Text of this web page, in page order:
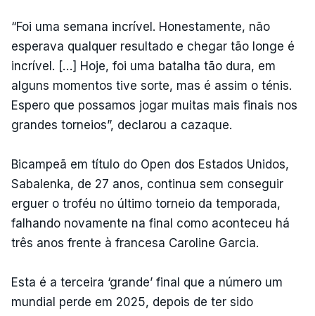
“Foi uma semana incrível. Honestamente, não
esperava qualquer resultado e chegar tão longe é
incrível. […] Hoje, foi uma batalha tão dura, em
alguns momentos tive sorte, mas é assim o ténis.
Espero que possamos jogar muitas mais finais nos
grandes torneios”, declarou a cazaque.
Bicampeã em título do Open dos Estados Unidos,
Sabalenka, de 27 anos, continua sem conseguir
erguer o troféu no último torneio da temporada,
falhando novamente na final como aconteceu há
três anos frente à francesa Caroline Garcia.
Esta é a terceira ‘grande’ final que a número um
mundial perde em 2025, depois de ter sido